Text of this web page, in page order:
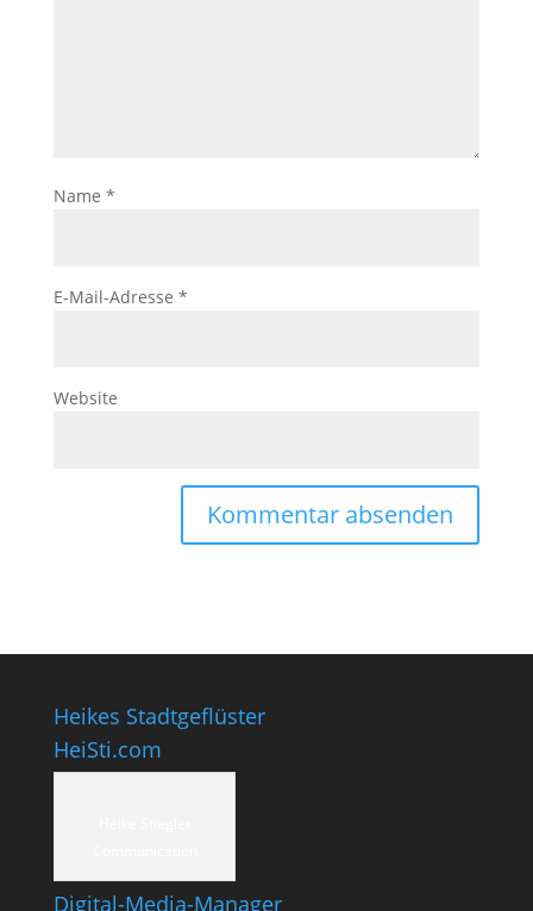
Name *
E-Mail-Adresse *
Website
Heikes Stadtgeflüster
HeiSti.com
Digital-Media-Manager